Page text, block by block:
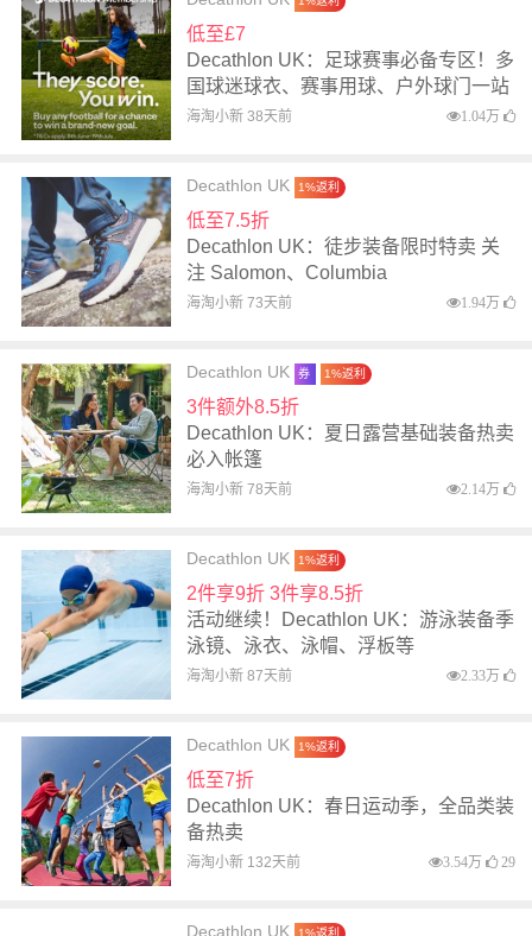
低至£7
Decathlon UK：足球赛事必备专区！多
国球迷球衣、赛事用球、户外球门一站
配齐
海淘小新 38天前 1.04万
Decathlon UK 1%返利
低至7.5折
Decathlon UK：徒步装备限时特卖 关
注 Salomon、Columbia
海淘小新 73天前 1.94万
Decathlon UK 券 1%返利
3件额外8.5折
Decathlon UK：夏日露营基础装备热卖
必入帐篷
海淘小新 78天前 2.14万
Decathlon UK 1%返利
2件享9折 3件享8.5折
活动继续！Decathlon UK：游泳装备季
泳镜、泳衣、泳帽、浮板等
海淘小新 87天前 2.33万
Decathlon UK 1%返利
低至7折
Decathlon UK：春日运动季，全品类装
备热卖
海淘小新 132天前 3.54万 29
Decathlon UK 1%返利